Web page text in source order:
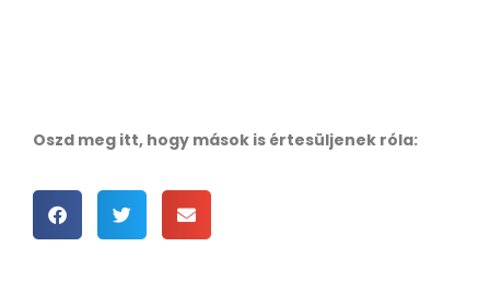
Oszd meg itt, hogy mások is értesüljenek róla: